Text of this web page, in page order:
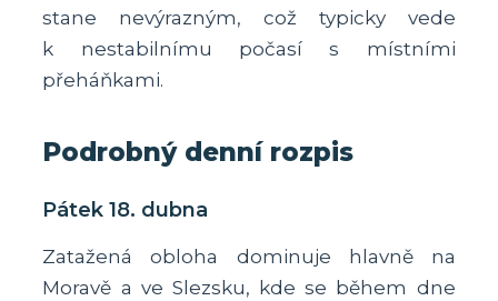
stane nevýrazným, což typicky vede
k nestabilnímu počasí s místními
přeháňkami.
Podrobný denní rozpis
Pátek 18. dubna
Zatažená obloha dominuje hlavně na
Moravě a ve Slezsku, kde se během dne